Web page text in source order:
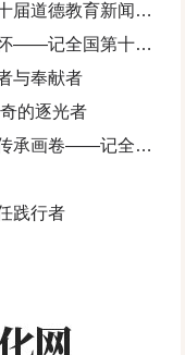
届道德教育新闻人
——记全国第十届
与奉献者
的逐光者
承画卷——记全国
践行者